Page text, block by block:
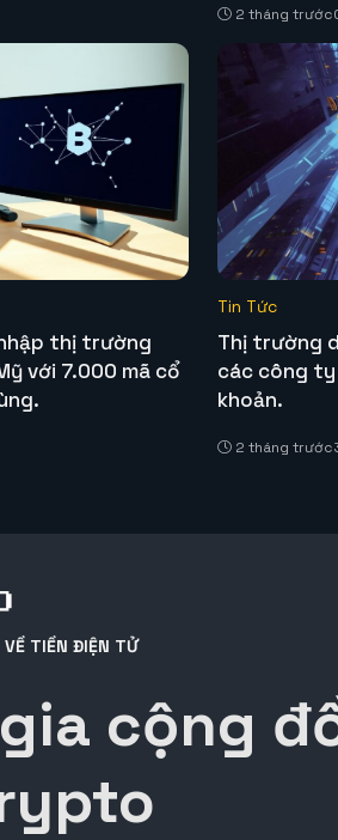
2 tháng trước
thị trường
với 7.000 mã cổ
Tin Tức
Thị trường
các công
khoản.
2 tháng trước
TIỀN ĐIỆN TỬ
cộng